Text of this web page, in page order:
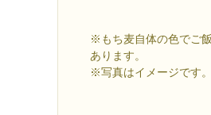
※もち麦自体の色でご
あります。
※写真はイメージです。